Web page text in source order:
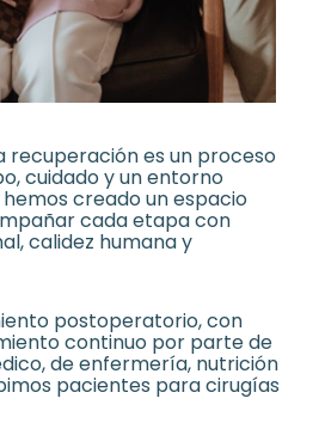
recuperación es un proceso
cuidado y un entorno
creado un espacio
cada etapa con
calidez humana y
postoperatorio, con
continuo por parte de
de enfermería, nutrición
pacientes para cirugías